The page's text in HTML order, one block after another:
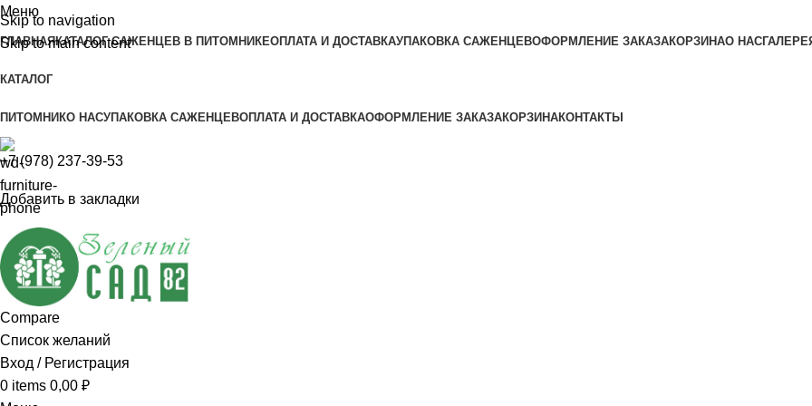
Skip to navigation
Skip to main content
Меню
ГЛАВНАЯКАТАЛОГ САЖЕНЦЕВ В ПИТОМНИКЕОПЛАТА И ДОСТАВКАУПАКОВКА САЖЕНЦЕВОФОРМЛЕНИЕ ЗАКАЗАКОРЗИНАО НАС
КАТАЛОГ
ПИТОМНИКО НАСУПАКОВКА САЖЕНЦЕВОПЛАТА И ДОСТАВКАОФОРМЛЕНИЕ ЗАКАЗАКОРЗИНАКОНТАКТЫ
+7 (978) 237-39-53
Добавить в закладки
Compare
Список желаний
Вход / Регистрация
0 items 0,00 ₽